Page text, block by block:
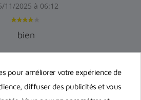
11/2025 à 06:12
bien
D.
06/2024 à 04:04
pour améliorer votre expérience de
diffuser des publicités et vous